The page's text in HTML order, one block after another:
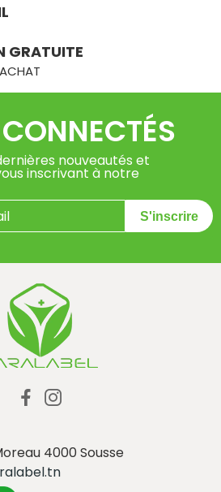
GRATUITE
nouveautés et
inscrivant à notre
S'inscrire
4000 Sousse